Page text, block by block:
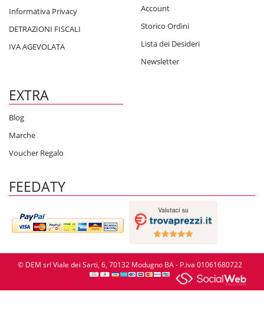
Informativa Privacy
DETRAZIONI FISCALI
IVA AGEVOLATA
Account
Storico Ordini
Lista dei Desideri
Newsletter
EXTRA
Blog
Marche
Voucher Regalo
FEEDATY
© DEM srl Viale dei Sarti, 6, 70132 Modugno BA - P.iva 01061680722